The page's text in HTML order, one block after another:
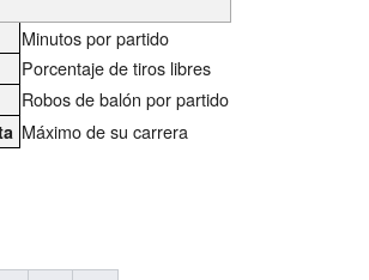
Minutos por partido
Porcentaje de tiros libres
Robos de balón por partido
Máximo de su carrera